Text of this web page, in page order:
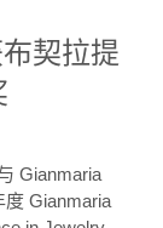
契拉提
Gianmaria
度 Gianmaria